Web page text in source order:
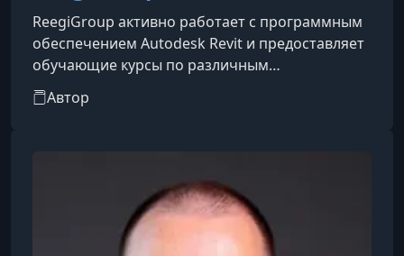
ReegiGroup активно работает с программным
обеспечением Autodesk Revit и предоставляет
обучающие курсы по различным
направлениям, включая моделирование
инженерных систем (MEP), газоснабжения,
современные инструменты проектирования.
Автор